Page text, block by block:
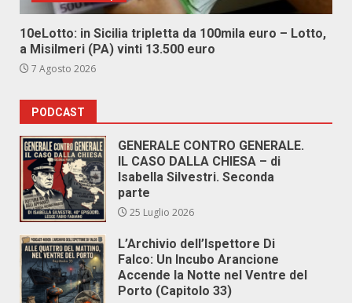
10eLotto: in Sicilia tripletta da 100mila euro – Lotto,
a Misilmeri (PA) vinti 13.500 euro
7 Agosto 2026
PODCAST
GENERALE CONTRO GENERALE.
IL CASO DALLA CHIESA – di
Isabella Silvestri. Seconda
parte
25 Luglio 2026
L’Archivio dell’Ispettore Di
Falco: Un Incubo Arancione
Accende la Notte nel Ventre del
Porto (Capitolo 33)